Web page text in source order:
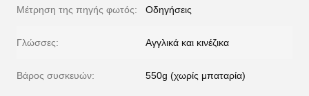
Μέτρηση της πηγής φωτός: Οδηγήσεις
Γλώσσες: Αγγλικά και κινέζικα
Βάρος συσκευών: 550g (χωρίς μπαταρία)